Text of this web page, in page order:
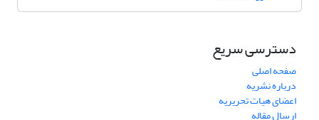
دسترسی سریع
صفحه اصلی
درباره نشریه
اعضای هیات تحریریه
ارسال مقاله